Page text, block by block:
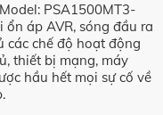
PSA1500MT3-
áp AVR, sóng đầu ra
các chế độ hoạt động
thiết bị mạng, máy
hầu hết mọi sự cố về